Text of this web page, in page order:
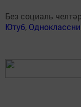
Без социаль
Ютуб,